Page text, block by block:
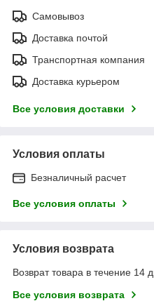
Самовывоз
Доставка почтой
Транспортная компания
Доставка курьером
Все условия доставки
Условия оплаты
Безналичный расчет
Все условия оплаты
Условия возврата
Возврат товара в течение 14
Все условия возврата